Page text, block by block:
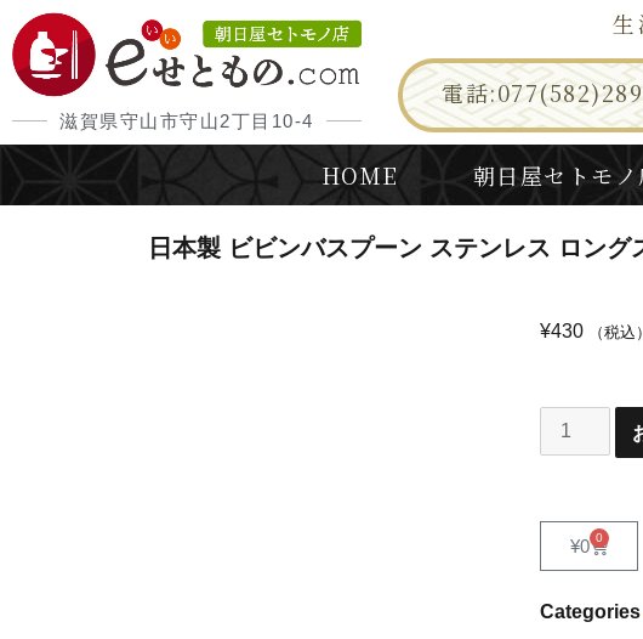
滋賀県守山市守山2丁目10-4
電話
HOME 朝日屋セトモ
日本製 ビビンバスプーン ステンレス ロン
¥430 （税込）
¥0 0
Categories